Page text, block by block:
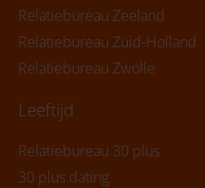
Relatiebureau Zeeland
Relatiebureau Zuid-Holland
Relatiebureau Zwolle
Leeftijd
Relatiebureau 30 plus
30 plus dating